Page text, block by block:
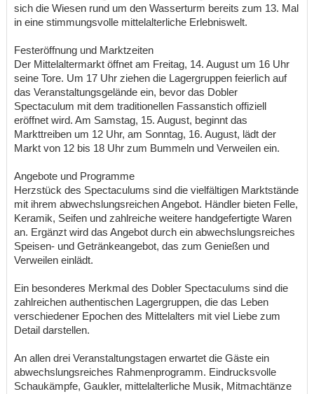
sich die Wiesen rund um den Wasserturm bereits zum 13. Mal
in eine stimmungsvolle mittelalterliche Erlebniswelt.
Festeröffnung und Marktzeiten
Der Mittelaltermarkt öffnet am Freitag, 14. August um 16 Uhr
seine Tore. Um 17 Uhr ziehen die Lagergruppen feierlich auf
das Veranstaltungsgelände ein, bevor das Dobler
Spectaculum mit dem traditionellen Fassanstich offiziell
eröffnet wird. Am Samstag, 15. August, beginnt das
Markttreiben um 12 Uhr, am Sonntag, 16. August, lädt der
Markt von 12 bis 18 Uhr zum Bummeln und Verweilen ein.
Angebote und Programme
Herzstück des Spectaculums sind die vielfältigen Marktstände
mit ihrem abwechslungsreichen Angebot. Händler bieten Felle,
Keramik, Seifen und zahlreiche weitere handgefertigte Waren
an. Ergänzt wird das Angebot durch ein abwechslungsreiches
Speisen- und Getränkeangebot, das zum Genießen und
Verweilen einlädt.
Ein besonderes Merkmal des Dobler Spectaculums sind die
zahlreichen authentischen Lagergruppen, die das Leben
verschiedener Epochen des Mittelalters mit viel Liebe zum
Detail darstellen.
An allen drei Veranstaltungstagen erwartet die Gäste ein
abwechslungsreiches Rahmenprogramm. Eindrucksvolle
Schaukämpfe, Gaukler, mittelalterliche Musik, Mitmachtänze